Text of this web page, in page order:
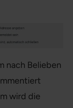
nach Belieben
wird die